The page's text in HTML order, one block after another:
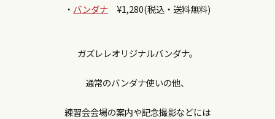
・ バンダナ¥1,280(税込・送料無料)
ガズレレオリジナルバンダナ。
通常のバンダナ使いの他、
練習会会場の案内や記念撮影などには